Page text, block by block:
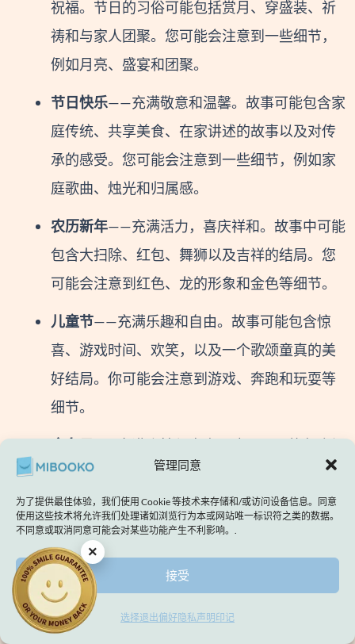
管理同意
为了提供最佳体验，我们使用 Cookie 等技术来存储和/或访问设备信息。同意
使用这些技术将允许我们处理诸如浏览行为本或网站唯一标识符之类的数据。
不同意或取消同意可能会对某些功能产生不利影响。.
接受
选择退出偏好隐私声明 印记
祝福。节日的习俗可能包括赏月、穿盛装、祈
祷和与家人团聚。您可能会注意到一些细节，
例如月亮、盛宴和团聚。
节日快乐——充满敬意和温馨。故事可能包含家
庭传统、共享美食、在家讲述的故事以及对传
承的感受。您可能会注意到一些细节，例如家
庭歌曲、烛光和归属感。
农历新年——充满活力，喜庆祥和。故事中可能
包含大扫除、红包、舞狮以及吉祥的结局。您
可能会注意到红色、龙的形象和金色等细节。
儿童节——充满乐趣和自由。故事可能包含惊
喜、游戏时间、欢笑，以及一个歌颂童真的美
好结局。你可能会注意到游戏、奔跑和玩耍等
细节。
命名日——充满个性与自豪。这一天可能包含祝
福、名字的含义、一份小礼物，以及一个彰显
身份认同的时刻。你可能会注意到诸如“你的名
字”、“你是特别的”之类的细节，以及家人的关
注。
创建你的书籍 →
×